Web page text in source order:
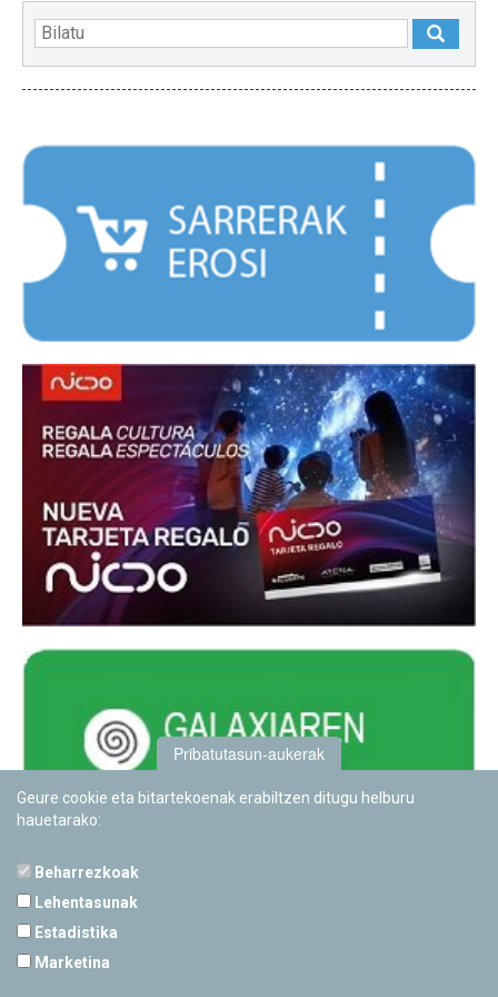
Pribatutasun-aukerak
Geure cookie eta bitartekoenak erabiltzen ditugu helburu
hauetarako:
Beharrezkoak
Lehentasunak
Estadistika
Marketina